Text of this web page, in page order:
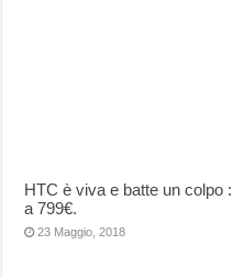
HTC è viva e batte un colpo
a 799€.
23 Maggio, 2018